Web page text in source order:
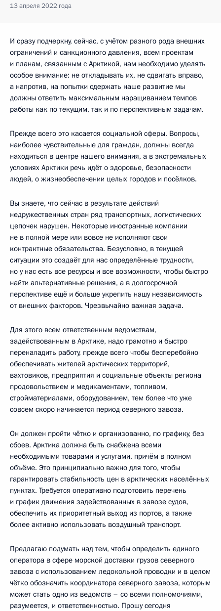
13 апреля 2022 года
И сразу подчеркну, сейчас, с учётом разного рода внешних
ограничений и санкционного давления, всем проектам
и планам, связанным с Арктикой, нам необходимо уделять
особое внимание: не откладывать их, не сдвигать вправо,
а напротив, на попытки сдержать наше развитие мы
должны ответить максимальным наращиванием темпов
работы как по текущим, так и по перспективным задачам.
Прежде всего это касается социальной сферы. Вопросы,
наиболее чувствительные для граждан, должны всегда
находиться в центре нашего внимания, а в экстремальных
условиях Арктики речь идёт о здоровье, безопасности
людей, о жизнеобеспечении целых городов и посёлков.
Вы знаете, что сейчас в результате действий
недружественных стран ряд транспортных, логистических
цепочек нарушен. Некоторые иностранные компании
не в полной мере или вовсе не исполняют свои
контрактные обязательства. Безусловно, в текущей
ситуации это создаёт для нас определённые трудности,
но у нас есть все ресурсы и все возможности, чтобы быстро
найти альтернативные решения, а в долгосрочной
перспективе ещё и больше укрепить нашу независимость
от внешних факторов. Чрезвычайно важная задача.
Для этого всем ответственным ведомствам,
задействованным в Арктике, надо грамотно и быстро
переналадить работу, прежде всего чтобы бесперебойно
обеспечивать жителей арктических территорий,
вахтовиков, предприятия и социальные объекты региона
продовольствием и медикаментами, топливом,
стройматериалами, оборудованием, тем более что уже
совсем скоро начинается период северного завоза.
Он должен пройти чётко и организованно, по графику, без
сбоев. Арктика должна быть снабжена всеми
необходимыми товарами и услугами, причём в полном
объёме. Это принципиально важно для того, чтобы
гарантировать стабильность цен в арктических населённых
пунктах. Требуется оперативно подготовить перечень
и график движения задействованных в завозе судов,
обеспечить их приоритетный выход из портов, а также
более активно использовать воздушный транспорт.
Предлагаю подумать над тем, чтобы определить единого
оператора в сфере морской доставки грузов северного
завоза с использованием ледокольной проводки и в целом
чётко обозначить координатора северного завоза, которым
может стать одно из ведомств – со всеми полномочиями,
разумеется, и ответственностью. Прошу сегодня